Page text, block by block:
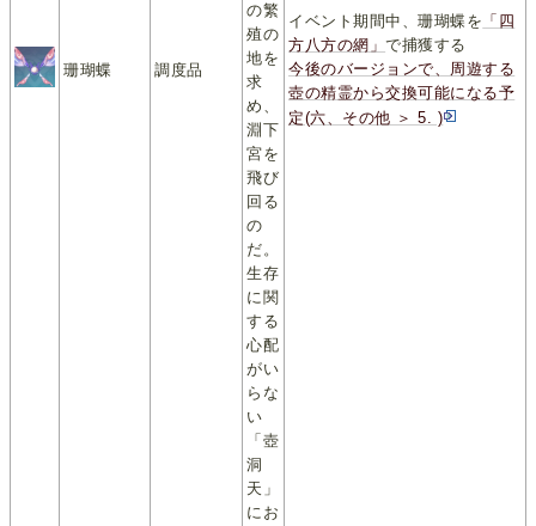
珊瑚蝶 調度品
の繁
殖の
地を
求
め、
淵下
宮を
飛び
回る
の
だ。
生存
に関
する
心配
がい
らな
い
「壺
洞
天」
にお
イベント期間中、珊瑚蝶を 「四
方八方の網」で捕獲する
今後のバージョンで、周遊する
壺の精霊から交換可能になる予
定(六、その他 ＞ 5. )